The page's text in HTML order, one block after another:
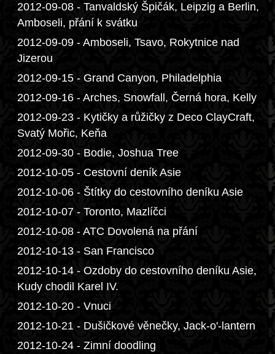
2012-09-08 - Tanvaldský Špičák, Leipzig a Berlin,
Amboseli, přání k svátku
2012-09-09 - Amboseli, Tsavo, Rokytnice nad
Jizerou
2012-09-15 - Grand Canyon, Philadelphia
2012-09-16 - Arches, Snowfall, Černá hora, Kelly
2012-09-23 - Kytičky a růžičky z Deco ClayCraft,
Svatý Mořic, Keňa
2012-09-30 - Bodie, Joshua Tree
2012-10-05 - Cestovní deník Asie
2012-10-06 - Štítky do cestovního deníku Asie
2012-10-07 - Toronto, Mazlíčci
2012-10-08 - ATC Dovolená na přání
2012-10-13 - San Francisco
2012-10-14 - Ozdoby do cestovního deníku Asie,
Kudy chodil Karel IV.
2012-10-20 - Vnuci
2012-10-21 - Dušičkové věnečky, Jack-o'-lantern
2012-10-24 - Zimní doodling